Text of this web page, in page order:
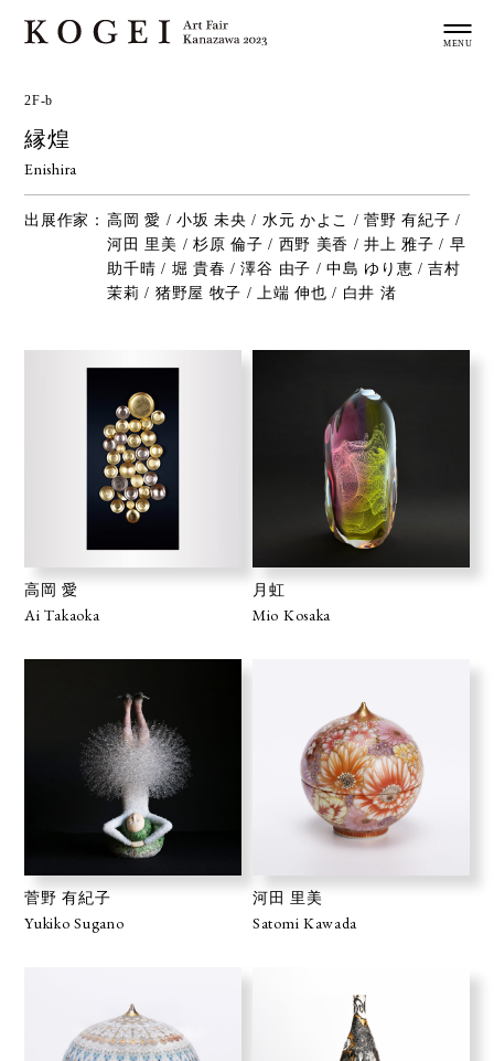
2F-b
縁煌
Enishira
出展作家： 高岡 愛 / 小坂 未央 / 水元 かよこ / 菅野 有紀子 /
河田 里美 / 杉原 倫子 / 西野 美香 / 井上 雅子 / 早
助千晴 / 堀 貴春 / 澤谷 由子 / 中島 ゆり恵 / 吉村
茉莉 / 猪野屋 牧子 / 上端 伸也 / 白井 渚
高岡 愛
Ai Takaoka
月虹
Mio Kosaka
菅野 有紀子
Yukiko Sugano
河田 里美
Satomi Kawada